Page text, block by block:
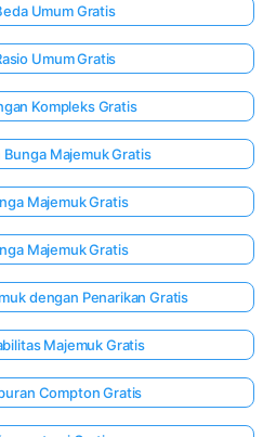
Umum Gratis
Umum Gratis
Kompleks Gratis
Bunga Majemuk Gratis
Majemuk Gratis
Majemuk Gratis
dengan Penarikan Gratis
Majemuk Gratis
Compton Gratis